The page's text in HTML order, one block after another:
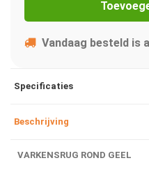
Vandaag besteld is
Specificaties
Beschrijving
VARKENSRUG ROND GEEL